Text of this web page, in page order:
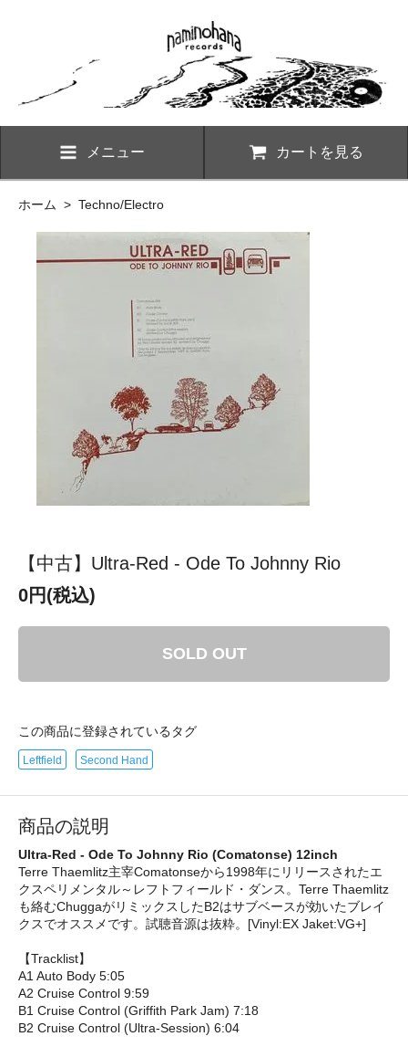
メニュー カートを見る
ホーム > Techno/Electro
【中古】Ultra-Red - Ode To Johnny Rio
0円(税込)
SOLD OUT
この商品に登録されているタグ
Leftfield Second Hand
商品の説明
Ultra-Red - Ode To Johnny Rio (Comatonse) 12inch
Terre Thaemlitz主宰Comatonseから1998年にリリースされたエ
クスペリメンタル～レフトフィールド・ダンス。Terre Thaemlitz
も絡むChuggaがリミックスしたB2はサブベースが効いたブレイ
クスでオススメです。試聴音源は抜粋。[Vinyl:EX Jaket:VG+]
【Tracklist】
A1 Auto Body 5:05
A2 Cruise Control 9:59
B1 Cruise Control (Griffith Park Jam) 7:18
B2 Cruise Control (Ultra-Session) 6:04